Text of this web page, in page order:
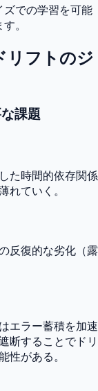
での学習を可能
。
リフトのジ
課題
た時間的依存関係
れていく。
反復的な劣化（露
エラー蓄積を加速
断することでドリ
性がある。